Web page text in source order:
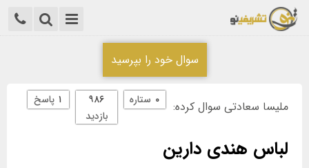
سوال خود را بپرسید
ملیسا سعادتی سوال کرده: ۱ پاسخ
۹۸۶
بازدید
۰ ستاره
لباس هندی دارین